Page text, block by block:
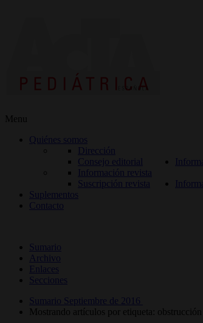
Menu
Quiénes somos
Dirección
Consejo editorial
Información revista
Suscripción revista
Suplementos
Contacto
Sumario
Archivo
Enlaces
Secciones
Sumario Septiembre de 2016
Mostrando artículos por etiqueta: obstrucción